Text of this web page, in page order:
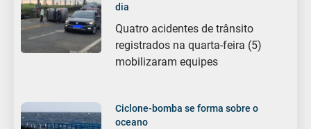
dia
Quatro acidentes de trânsito
registrados na quarta-feira (5)
mobilizaram equipes
Ciclone-bomba se forma sobre o
oceano